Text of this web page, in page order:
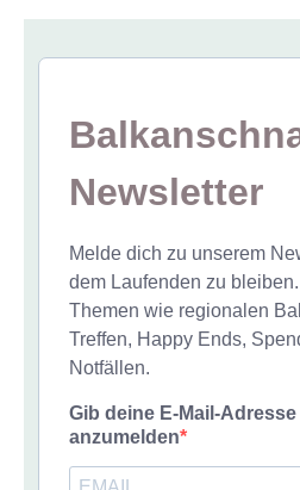
Newsletter
Melde dich zu unserem
dem Laufenden zu
Themen wie regionalen
Treffen, Happy Ends,
Notfällen.
Gib deine E-Mail-
anzumelden